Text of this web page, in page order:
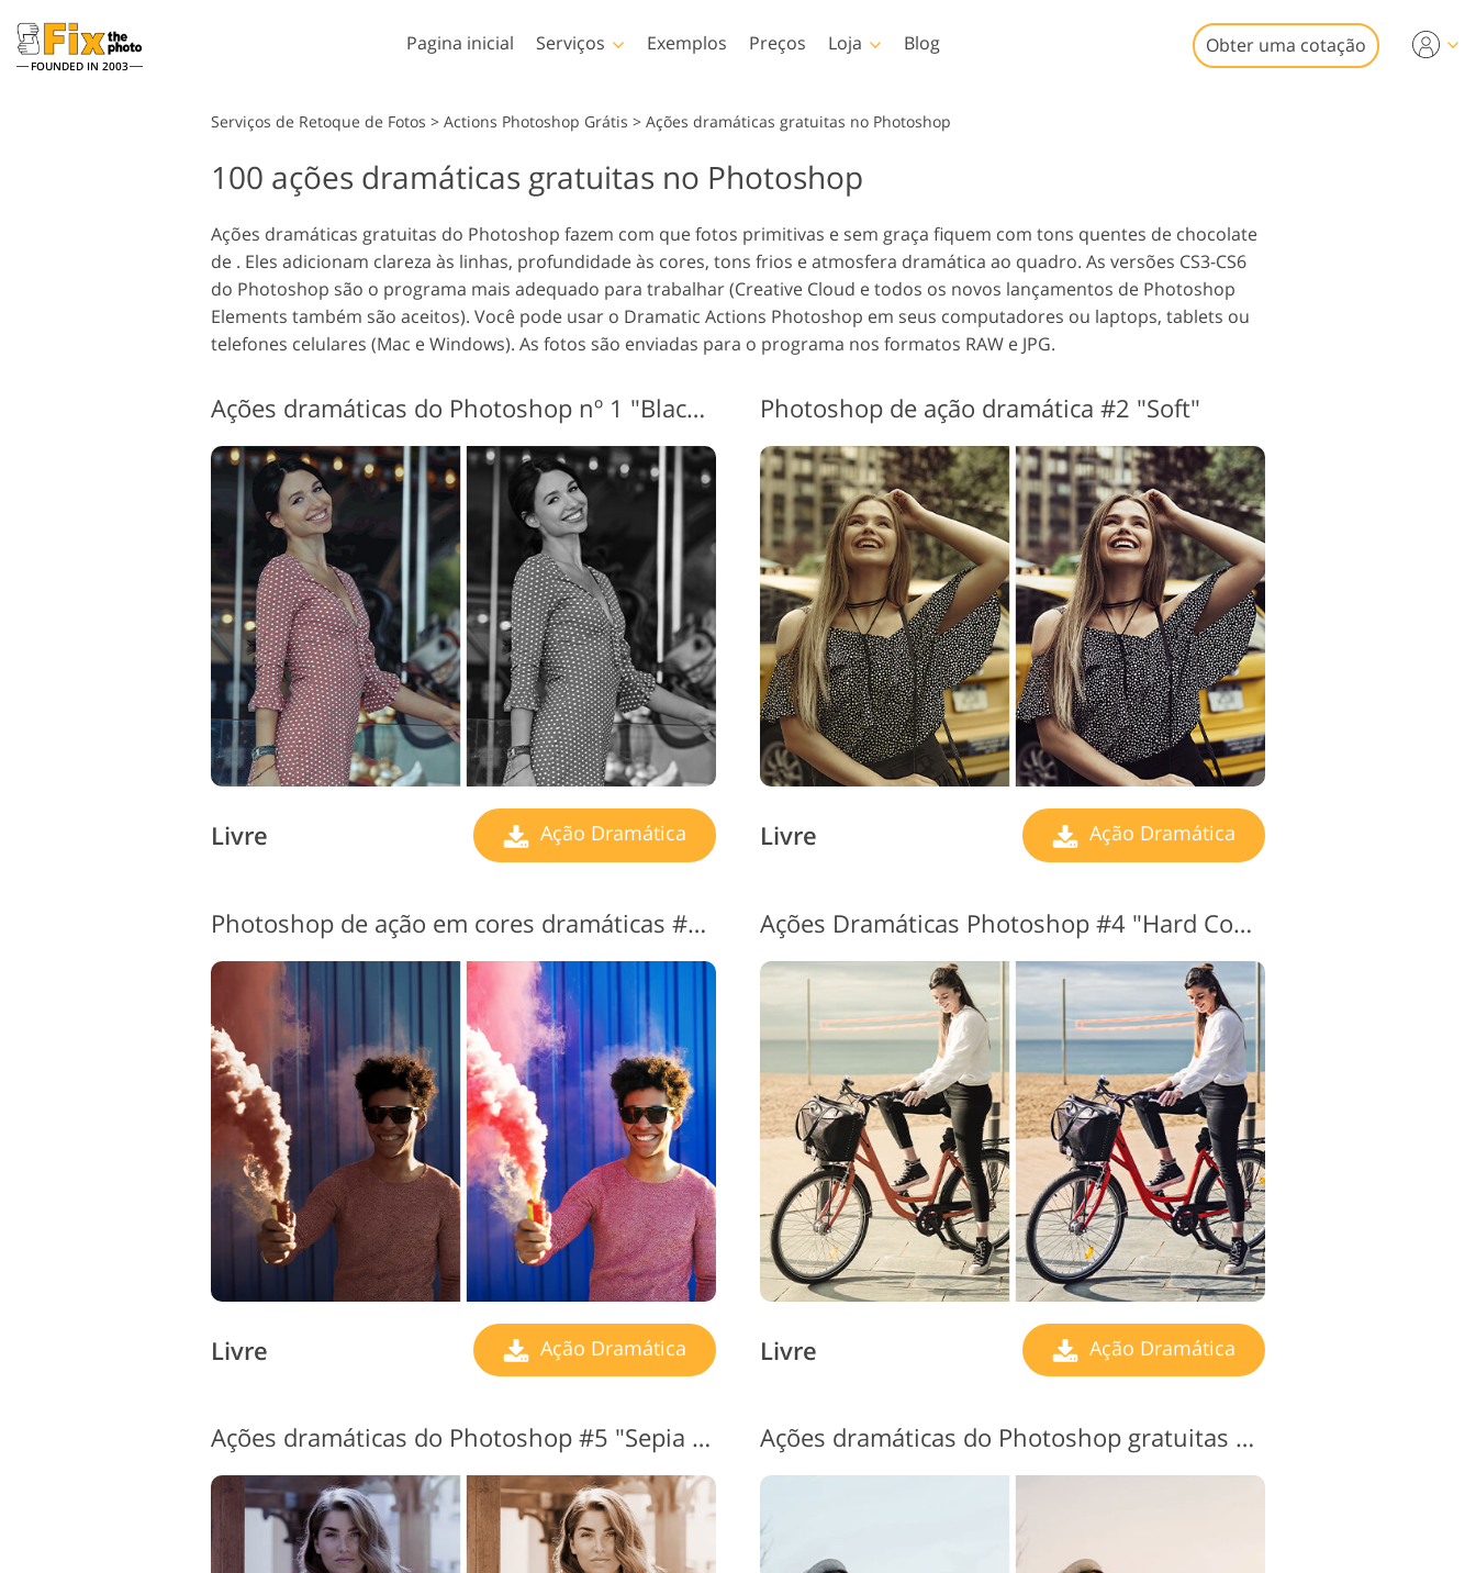
FOUNDED IN 2003
Pagina inicial Serviços
fotos de bebês
Serviços de retoque de
produtos
Serviços de retoque de
joias
Dados de Treinamento de
IA
Serviços de edição de vídeo
Exemplos Preços Loja
Lightroom
Predefinições de
Lightroom
Coleções inteiras de
predefinições de LR
Predefinições de melhor
Coleção móvel
Photoshop
Photoshop Actions
Sobreposições de
Photoshop
Texturas de Photoshop
Ações PS Coleções
inteiras
inteiras
Templates
Amostra
Cartões de Dia dos
Namorados
Convites de casamento
Convite de aniversário
infantil
Blog Obter uma cotação
Serviços de Retoque de Fotos > Actions Photoshop Grátis > Ações dramáticas gratuitas no Photoshop
100 ações dramáticas gratuitas no Photoshop
Ações dramáticas gratuitas do Photoshop fazem com que fotos primitivas e sem graça fiquem com tons quentes de chocolate
de . Eles adicionam clareza às linhas, profundidade às cores, tons frios e atmosfera dramática ao quadro. As versões CS3-CS6
do Photoshop são o programa mais adequado para trabalhar (Creative Cloud e todos os novos lançamentos de Photoshop
Elements também são aceitos). Você pode usar o Dramatic Actions Photoshop em seus computadores ou laptops, tablets ou
telefones celulares (Mac e Windows). As fotos são enviadas para o programa nos formatos RAW e JPG.
Ações dramáticas do Photoshop nº 1 "Black and White"
Livre Ação Dramática
Photoshop de ação dramática #2 "Soft"
Livre Ação Dramática
Photoshop de ação em cores dramáticas #3 "Dramatic Style"
Livre Ação Dramática
Ações Dramáticas Photoshop #4 "Hard Contrast"
Livre Ação Dramática
Ações dramáticas do Photoshop #5 "Sepia Dramatic" Ações dramáticas do Photoshop gratuitas # 6 "Warm Toning"